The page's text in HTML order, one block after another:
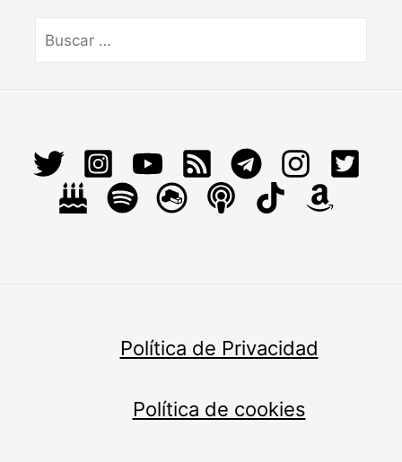
por:
Política de Privacidad
Política de cookies